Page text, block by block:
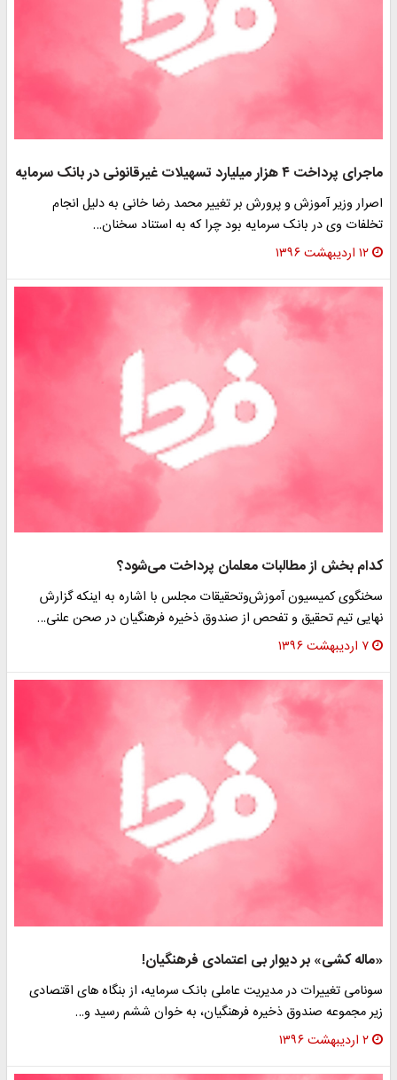
ماجرای پرداخت ۴ هزار میلیارد تسهیلات غیرقانونی در بانک سرمایه
اصرار وزیر آموزش و پرورش بر تغییر محمد رضا خانی به دلیل انجام
تخلفات وی در بانک سرمایه بود چرا که به استناد سخنان…
۱۲ اردیبهشت ۱۳۹۶
کدام بخش از مطالبات معلمان پرداخت می‌شود؟
سخنگوی کمیسیون آموزش‌‌وتحقیقات مجلس با اشاره به اینکه گزارش
نهایی تیم تحقیق و تفحص از صندوق ذخیره فرهنگیان در صحن علنی…
۷ اردیبهشت ۱۳۹۶
«ماله کشی» بر دیوار بی اعتمادی فرهنگیان!
سونامی تغییرات در مدیریت عاملی بانک سرمایه، از بنگاه های اقتصادی
زیر مجموعه صندوق ذخیره فرهنگیان، به خوان ششم رسید و…
۲ اردیبهشت ۱۳۹۶